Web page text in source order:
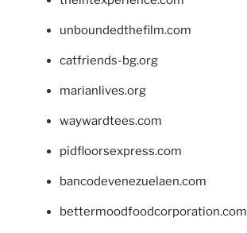
unboundedthefilm.com
catfriends-bg.org
marianlives.org
waywardtees.com
pidfloorsexpress.com
bancodevenezuelaen.com
bettermoodfoodcorporation.com